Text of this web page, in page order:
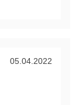
05.04.2022